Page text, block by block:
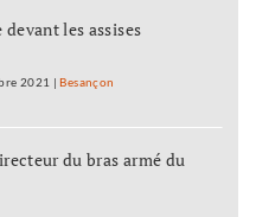
les assises
2021 |Besançon
du bras armé du